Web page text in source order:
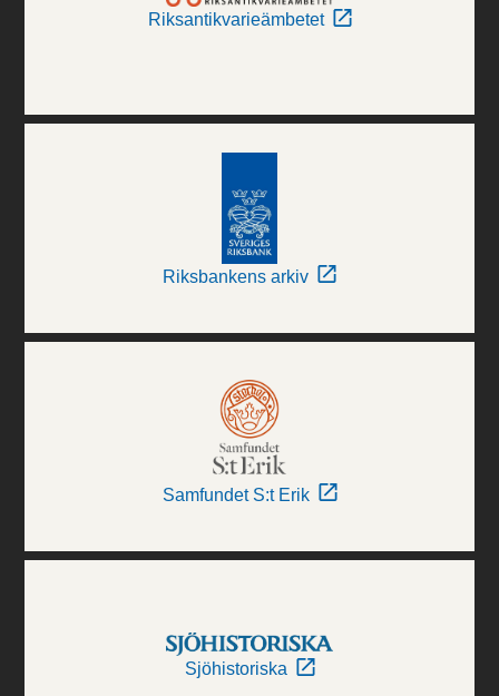
Riksantikvarieämbetet
Riksbankens arkiv
Samfundet S:t Erik
Sjöhistoriska